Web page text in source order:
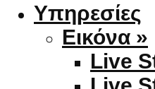
Υπηρεσίες
Εικόνα »
Live